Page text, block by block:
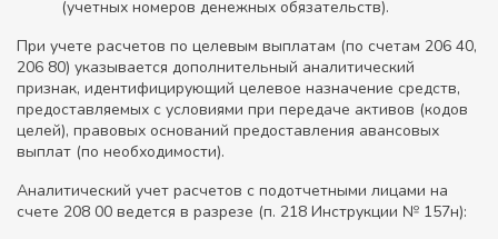
(учетных номеров денежных обязательств).
При учете расчетов по целевым выплатам (по счетам 206 40,
206 80) указывается дополнительный аналитический
признак, идентифицирующий целевое назначение средств,
предоставляемых с условиями при передаче активов (кодов
целей), правовых оснований предоставления авансовых
выплат (по необходимости).
Аналитический учет расчетов с подотчетными лицами на
счете 208 00 ведется в разрезе (п. 218 Инструкции № 157н):